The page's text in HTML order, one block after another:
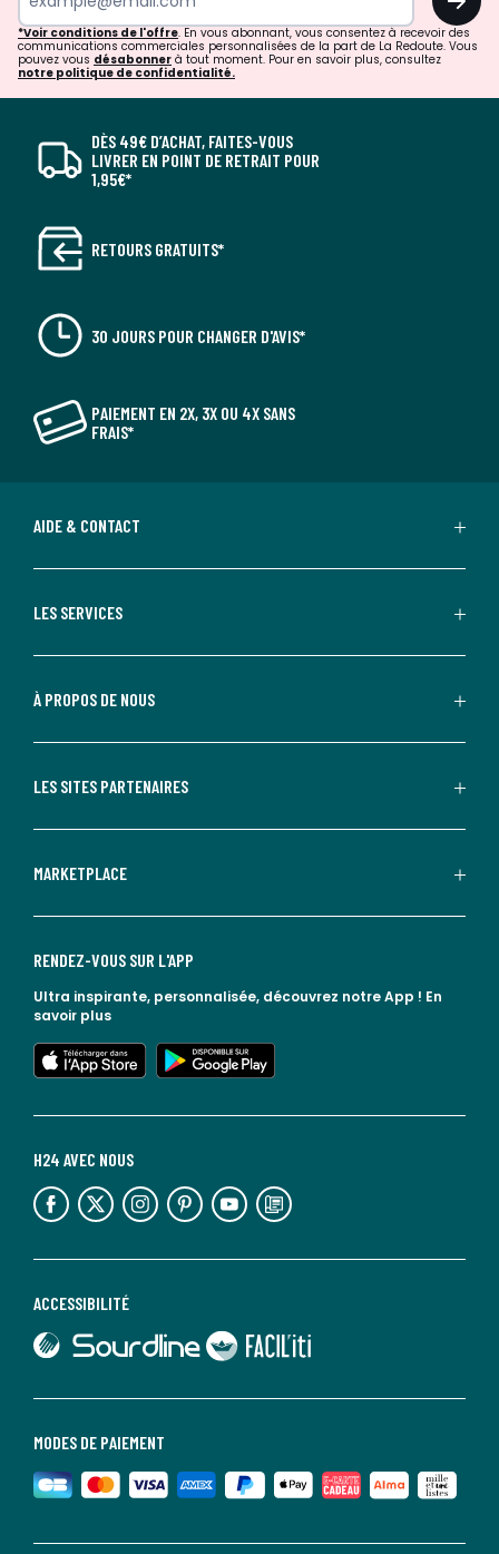
*Voir conditions de l'offre. En vous abonnant, vous consentez à recevoir des
communications commerciales personnalisées de la part de La Redoute. Vous
pouvez vous désabonner à tout moment. Pour en savoir plus, consultez
notre politique de confidentialité.
DÈS 49€ D’ACHAT, FAITES-VOUS
LIVRER EN POINT DE RETRAIT POUR
1,95€*
RETOURS GRATUITS*
30 JOURS POUR CHANGER D'AVIS*
PAIEMENT EN 2X, 3X OU 4X SANS
FRAIS*
AIDE & CONTACT
LES SERVICES
À PROPOS DE NOUS
LES SITES PARTENAIRES
MARKETPLACE
MODES DE PAIEMENT
ACCESSIBILITÉ
lien vers Sourdline
lien vers Faciliti
H24 AVEC NOUS
lien vers l'espace réseaux sociaux lien vers l'espace réseaux sociaux lien vers l'espace réseaux sociaux lien vers l'espace réseaux sociaux lien vers l'espace réseaux sociaux lien vers le blog la redoute
RENDEZ-VOUS SUR L'APP
Ultra inspirante, personnalisée, découvrez notre App ! En
savoir plus
lien vers l'app store
lien vers google play